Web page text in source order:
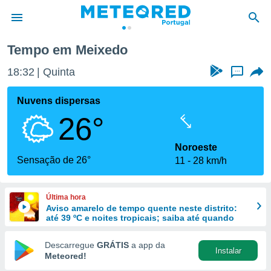
da
foi
fornecidas
a este
das
e
forma
digital
Tempo em Meixedo
18:32 Quinta ...
Nuvens dispersas
26°
Sensação de 26°
Noroeste
11
28 km/h
Última hora
Aviso amarelo de tempo quente neste distrito:
até 39 ºC e noites tropicais; saiba até quando
Descarregue GRÁTIS a app da
Meteored!
Instalar